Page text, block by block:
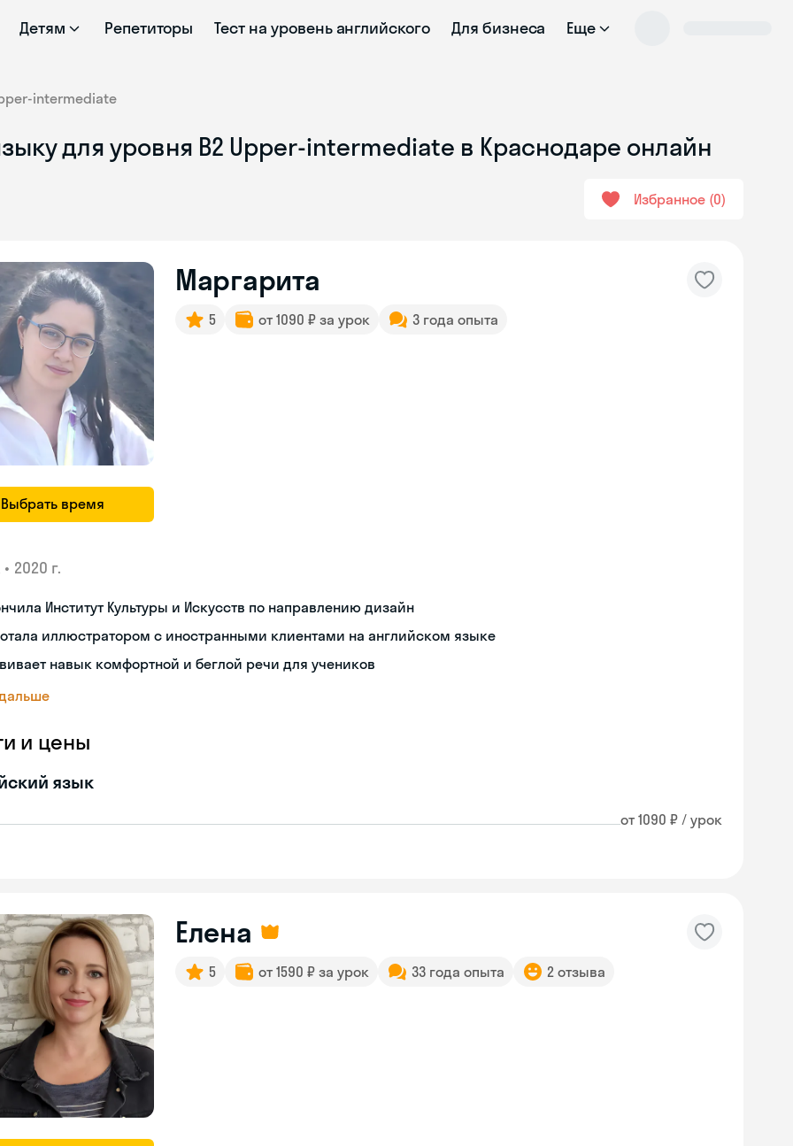
Детям Репетиторы Тест на уровень английского Для бизнеса Еще
intermediate
для уровня B2 Upper-intermediate в Краснодаре онлайн
Избранное 0
Выбрать время
Маргарита
5 от 1090 ₽ за урок 3 года опыта
• 2020 г.
Институт Культуры и Искусств по направлению дизайн
иллюстратором с иностранными клиентами на английском языке
навык комфортной и беглой речи для учеников
и цены
язык
от 1090 ₽ / урок
Елена
5 от 1590 ₽ за урок 33 года опыта 2 отзыва